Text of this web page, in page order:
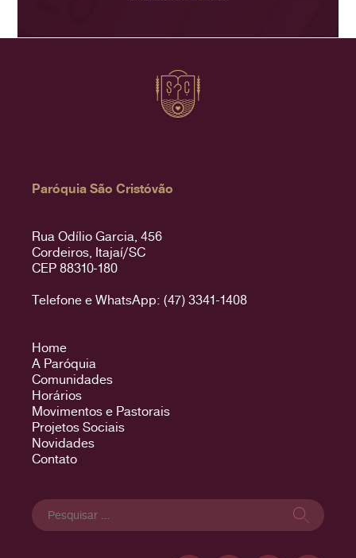
Paróquia São Cristóvão
Rua Odílio Garcia, 456
Cordeiros, Itajaí/SC
CEP 88310-180
Telefone e WhatsApp: (47) 3341-1408
Home
A Paróquia
Comunidades
Horários
Movimentos e Pastorais
Projetos Sociais
Novidades
Contato
Pesquisar
por: